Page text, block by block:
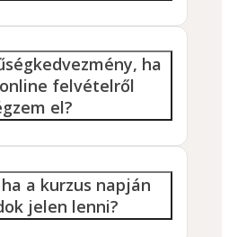
ha
felvételről
el?
a kurzus napján
jelen lenni?